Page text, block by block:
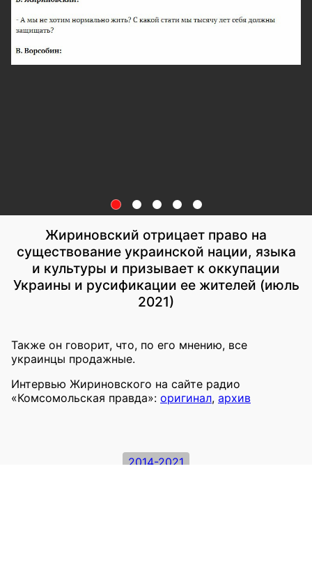
Жириновский отрицает право на
существование украинской нации, языка
и культуры и призывает к оккупации
Украины и русификации ее жителей (июль
2021)
Также он говорит, что, по его мнению, все
украинцы продажные.
Интервью Жириновского на сайте радио
«Комсомольская правда»: оригинал, архив
2014-2021